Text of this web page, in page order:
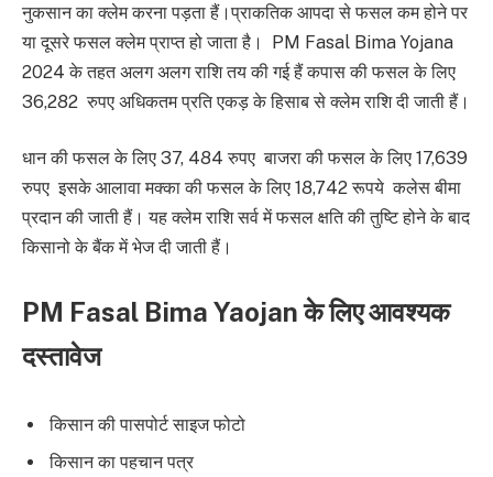
नुकसान का क्लेम करना पड़ता हैं।प्राकतिक आपदा से फसल कम होने पर
या दूसरे फसल क्लेम प्राप्त हो जाता है। PM Fasal Bima Yojana
2024 के तहत अलग अलग राशि तय की गई हैं कपास की फसल के लिए
36,282 रुपए अधिकतम प्रति एकड़ के हिसाब से क्लेम राशि दी जाती हैं।
धान की फसल के लिए 37, 484 रुपए बाजरा की फसल के लिए 17,639
रुपए इसके आलावा मक्का की फसल के लिए 18,742 रूपये कलेस बीमा
प्रदान की जाती हैं। यह क्लेम राशि सर्व में फसल क्षति की तुष्टि होने के बाद
किसानो के बैंक में भेज दी जाती हैं।
PM Fasal Bima Yaojan के लिए आवश्यक
दस्तावेज
किसान की पासपोर्ट साइज फोटो
किसान का पहचान पत्र